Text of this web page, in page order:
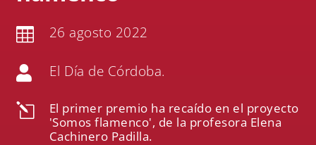
 26 agosto 2022
 El Día de Córdoba.
l
El primer premio ha recaído en el proyecto
'Somos flamenco', de la profesora Elena
Cachinero Padilla.